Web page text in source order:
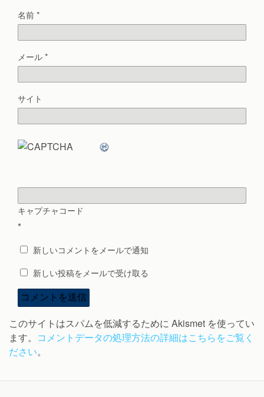
名前*
メール*
サイト
キャプチャコード
*
新しいコメントをメールで通知
新しい投稿をメールで受け取る
このサイトはスパムを低減するために Akismet を使ってい
ます。 コメントデータの処理方法の詳細はこちらをご覧く
ださい。